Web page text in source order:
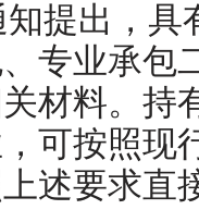
知提出，具
专业承包
材料。持
可按照现
述要求直